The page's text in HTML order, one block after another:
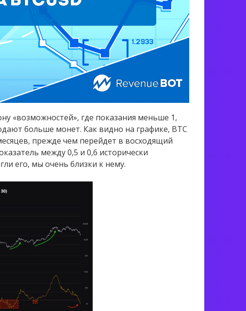
«возможностей», где показания меньше 1,
больше монет. Как видно на графике, BTC
прежде чем перейдет в восходящий
между 0,5 и 0,6 исторически
его, мы очень близки к нему.